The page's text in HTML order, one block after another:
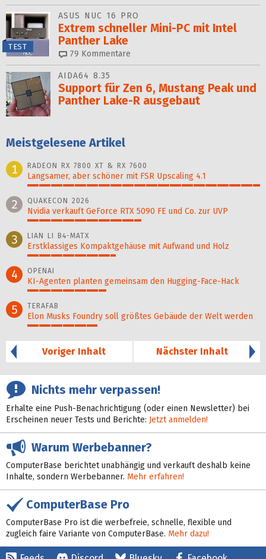
TEST
ASUS NUC 16 PRO
Extrem schneller Mini-PC mit Intel
Panther Lake
79 Kommentare
AIDA64 8.35
Support für Zen 6, Mustang Peak und
Panther Lake-R ausgebaut
Meistgelesene Artikel
1
RADEON RX 7800 XT & RX 7600
Langsamer, aber schöner mit FSR Upscaling 4.1
2 QUAKECON 2026
Nvidia verkauft GeForce RTX 5090 FE und Co. zur UVP
3 LIAN LI B4-MATX
Erstklassiges Kompaktgehäuse mit Aufwand und Holz
4 OPENAI
KI-Agenten planten gemein­sam den Hugging-Face-Hack
5 TERAFAB
Elon Musks Foundry soll größ­tes Gebäude der Welt werden
Voriger Inhalt
Nächster Inhalt
Nichts mehr verpassen!
Erhalte eine Push-Benachrichtigung (oder einen Newsletter) bei
Erscheinen neuer Tests und Berichte: Jetzt anmelden!
Warum Werbebanner?
ComputerBase berichtet unabhängig und verkauft deshalb keine
Inhalte, sondern Werbebanner. Mehr erfahren!
ComputerBase Pro
ComputerBase Pro ist die werbefreie, schnelle, flexible und
zugleich faire Variante von ComputerBase. Mehr dazu!